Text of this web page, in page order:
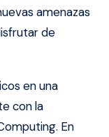
amenazas
de
en una
con la
En